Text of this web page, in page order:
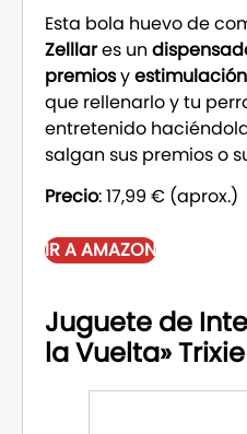
Esta bola huevo de
Zelllares un
premiosy
que rellenarlo y tu
entretenido
salgan sus premios o
Precio: 17,99 € (aprox.)
IR A AMAZON
Juguete de
la Vuelta» Trixie